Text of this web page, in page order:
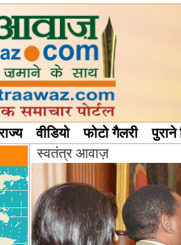
वीडियो फोटो गैलरी
स्वतंत्र आवाज़